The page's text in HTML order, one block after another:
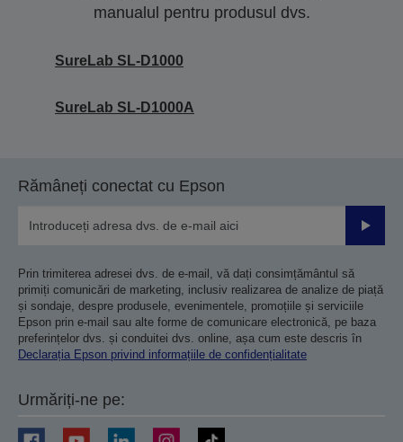
manualul pentru produsul dvs.
SureLab SL-D1000
SureLab SL-D1000A
Rămâneți conectat cu Epson
Prin trimiterea adresei dvs. de e-mail, vă dați consimțământul să
primiți comunicări de marketing, inclusiv realizarea de analize de piață
și sondaje, despre produsele, evenimentele, promoțiile și serviciile
Epson prin e-mail sau alte forme de comunicare electronică, pe baza
preferințelor dvs. și conduitei dvs. online, așa cum este descris în
Declarația Epson privind informațiile de confidențialitate
Urmăriți-ne pe: